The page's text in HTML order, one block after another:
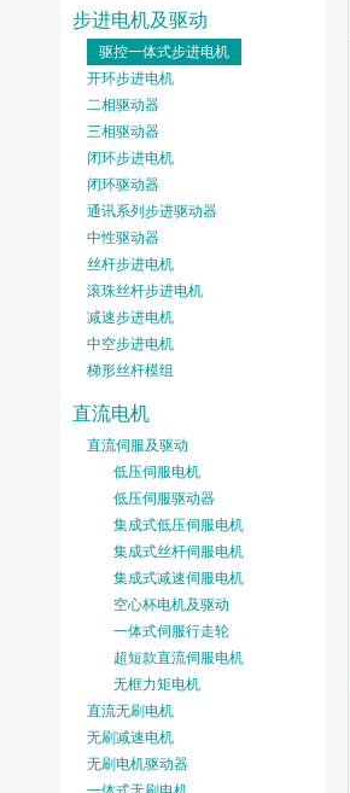
步进电机及驱动
驱控一体式步进电机
开环步进电机
二相驱动器
三相驱动器
闭环步进电机
闭环驱动器
通讯系列步进驱动器
中性驱动器
丝杆步进电机
滚珠丝杆步进电机
减速步进电机
中空步进电机
梯形丝杆模组
直流电机
直流伺服及驱动
低压伺服电机
低压伺服驱动器
集成式低压伺服电机
集成式丝杆伺服电机
集成式减速伺服电机
空心杯电机及驱动
一体式伺服行走轮
超短款直流伺服电机
无框力矩电机
直流无刷电机
无刷减速电机
无刷电机驱动器